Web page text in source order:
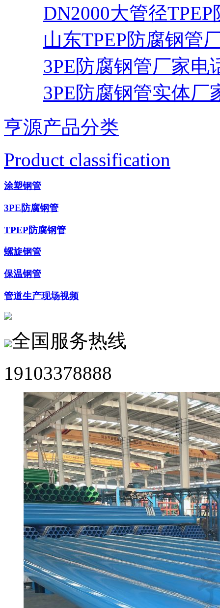
DN2000大管径
山东TPEP防腐钢管
3PE防腐钢管厂家电
3PE防腐钢管实体厂
亨源产品分类
Product classification
涂塑钢管
3PE防腐钢管
TPEP防腐钢管
螺旋钢管
保温钢管
管道生产现场视频
全国服务热线
19103378888